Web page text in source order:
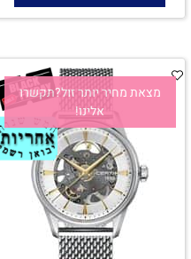
מצאת מחיר יותר זול?תקשרו
אלינו!